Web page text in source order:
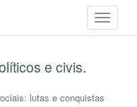
Toggle
e civis.
lutas e conquistas